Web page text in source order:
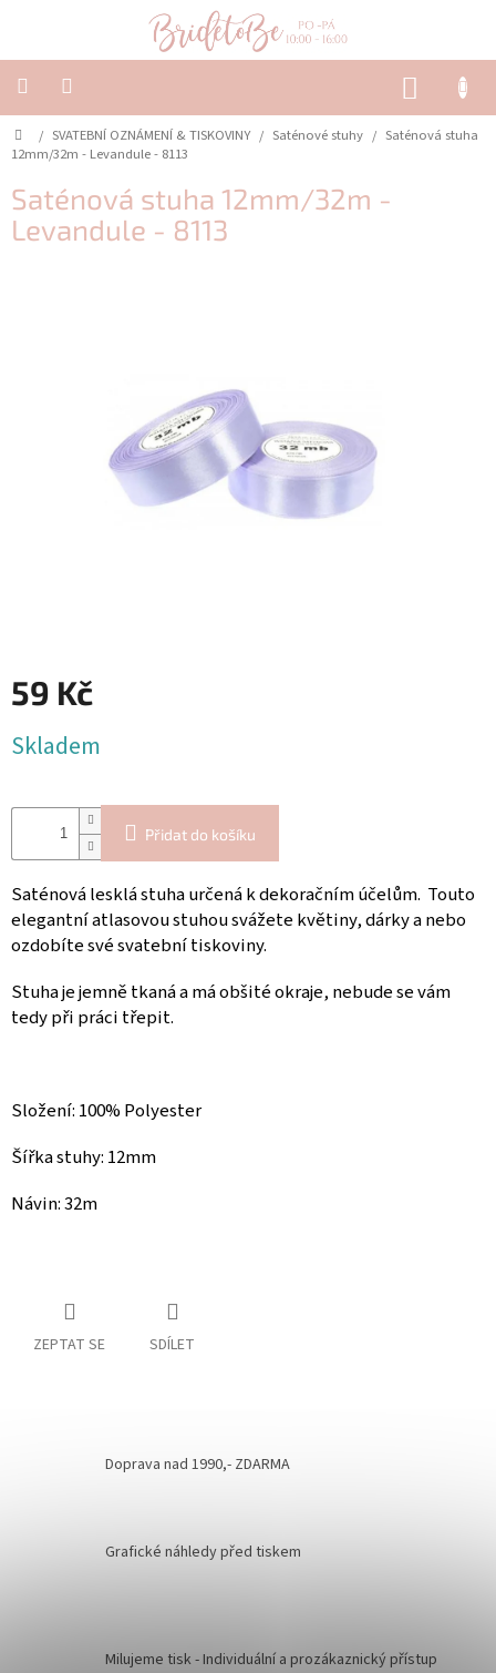
SVATEBNÍ
OZNÁMENÍ
SVATEBNÍ
Domů
/ SVATEBNÍ OZNÁMENÍ & TISKOVINY / Saténové stuhy / Saténová stuha
12mm/32m - Levandule - 8113
Saténová stuha 12mm/32m -
Levandule - 8113
59 Kč
cena:
Skladem
Přidat do košíku
Saténová lesklá stuha určená k dekoračním účelům. Touto
elegantní atlasovou stuhou svážete květiny, dárky a nebo
ozdobíte své svatební tiskoviny.
Stuha je jemně tkaná amá obšité okraje, nebude se vám
tedy při práci třepit.
Složení: 100% Polyester
Šířka stuhy: 12mm
Návin: 32m
ZEPTAT SE SDÍLET
Doprava nad 1990,- ZDARMA
Grafické náhledy před tiskem
Milujeme tisk - Individuální a prozákaznický přístup